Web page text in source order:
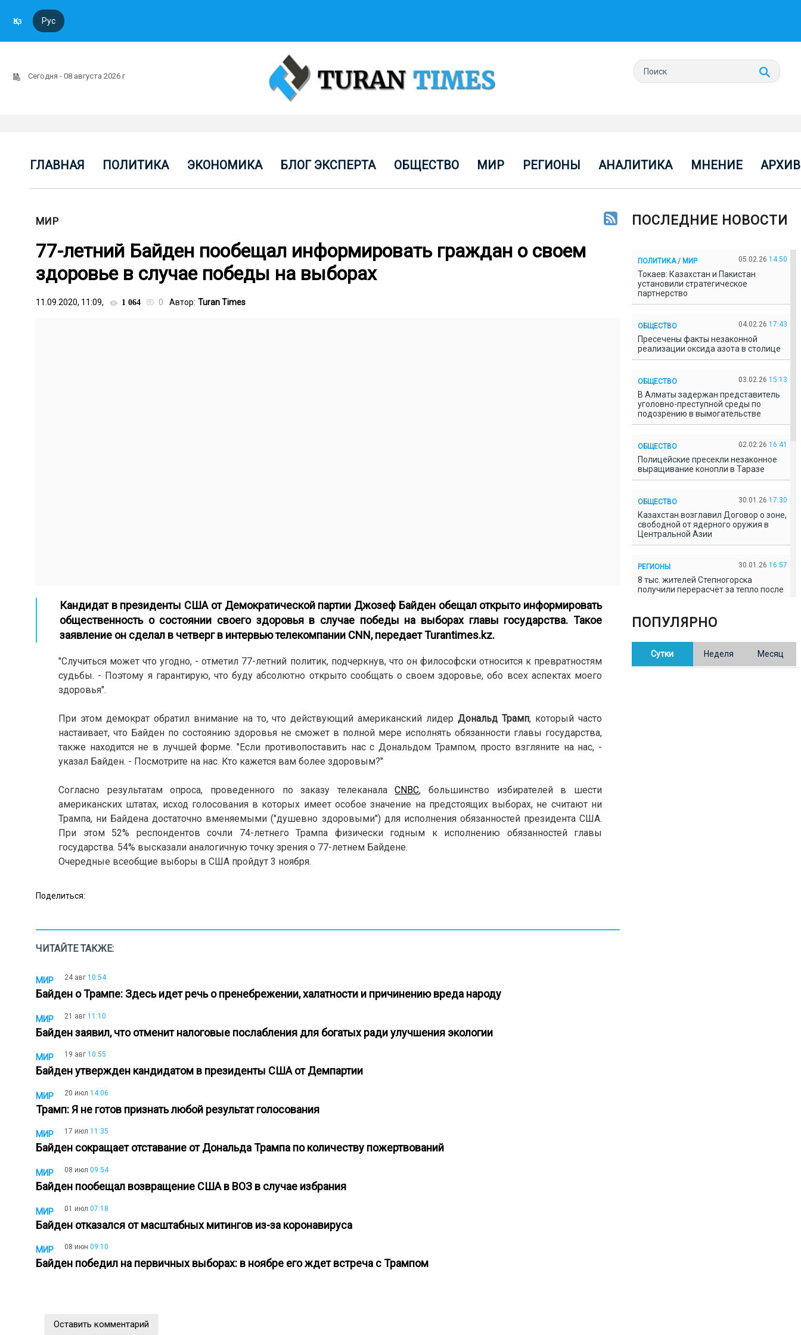
Қаз Рус
Сегодня - 08 августа 2026 г
ГЛАВНАЯ ПОЛИТИКА ЭКОНОМИКА БЛОГ ЭКСПЕРТА ОБЩЕСТВО МИР РЕГИОНЫ АНАЛИТИКА МНЕНИЕ АРХИВ
МИР
77-летний Байден пообещал информировать граждан о своем
здоровье в случае победы на выборах
11.09.2020, 11:09, 1 064 0 Автор: Turan Times
Кандидат в президенты США от Демократической партии Джозеф Байден обещал открыто информировать
общественность о состоянии своего здоровья в случае победы на выборах главы государства. Такое
заявление он сделал в четверг в интервью телекомпании CNN, передает Turantimes.kz.
"Случиться может что угодно, - отметил 77-летний политик, подчеркнув, что он философски относится к превратностям
судьбы. - Поэтому я гарантирую, что буду абсолютно открыто сообщать о своем здоровье, обо всех аспектах моего
здоровья".
При этом демократ обратил внимание на то, что действующий американский лидерДональд Трамп, который часто
настаивает, что Байден по состоянию здоровья не сможет в полной мере исполнять обязанности главы государства,
также находится не в лучшей форме. "Если противопоставить нас с Дональдом Трампом, просто взгляните на нас, -
указал Байден. - Посмотрите на нас. Кто кажется вам более здоровым?"
Согласно результатам опроса, проведенного по заказу телеканала CNBC, большинство избирателей в шести
американских штатах, исход голосования в которых имеет особое значение на предстоящих выборах, не считают ни
Трампа, ни Байдена достаточно вменяемыми ("душевно здоровыми") для исполнения обязанностей президента США.
При этом 52% респондентов сочли 74-летнего Трампа физически годным к исполнению обязанностей главы
государства. 54% высказали аналогичную точку зрения о 77-летнем Байдене.
Очередные всеобщие выборы в США пройдут 3 ноября.
Поделиться:
ЧИТАЙТЕ ТАКЖЕ:
МИР 24 авг 10:54
Байден о Трампе: Здесь идет речь о пренебрежении, халатности и причинению вреда народу
МИР 21 авг 11:10
Байден заявил, что отменит налоговые послабления для богатых ради улучшения экологии
МИР 19 авг 10:55
Байден утвержден кандидатом в президенты США от Демпартии
МИР 20 июл 14:06
Трамп: Я не готов признать любой результат голосования
МИР 17 июл 11:35
Байден сокращает отставание от Дональда Трампа по количеству пожертвований
МИР 08 июл 09:54
Байден пообещал возвращение США в ВОЗ в случае избрания
МИР 01 июл 07:18
Байден отказался от масштабных митингов из-за коронавируса
МИР 08 июн 09:10
Байден победил на первичных выборах: в ноябре его ждет встреча с Трампом
Оставить комментарий
ПОСЛЕДНИЕ НОВОСТИ
ПОЛИТИКА / МИР 05.02.26 14:50
Токаев: Казахстан и Пакистан
установили стратегическое
партнерство
ОБЩЕСТВО 04.02.26 17:43
Пресечены факты незаконной
реализации оксида азота в столице
ОБЩЕСТВО 03.02.26 15:13
В Алматы задержан представитель
уголовно-преступной среды по
подозрению в вымогательстве
ОБЩЕСТВО 02.02.26 16:41
Полицейские пресекли незаконное
выращивание конопли в Таразе
ОБЩЕСТВО 30.01.26 17:30
Казахстан возглавил Договор о зоне,
свободной от ядерного оружия в
Центральной Азии
РЕГИОНЫ 30.01.26 16:57
8 тыс. жителей Степногорска
получили перерасчёт за тепло после
В Казахстане готовят новую
редакцию Конституции: меняется
ПОПУЛЯРНО
Сутки Неделя Месяц